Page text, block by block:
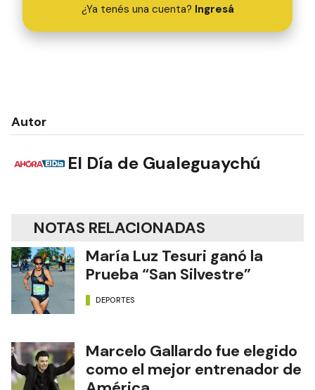
¿Ya tenés una cuenta? Ingresá
Autor
El Día de Gualeguaychú
NOTAS RELACIONADAS
María Luz Tesuri ganó la
Prueba “San Silvestre”
DEPORTES
Marcelo Gallardo fue elegido
como el mejor entrenador de